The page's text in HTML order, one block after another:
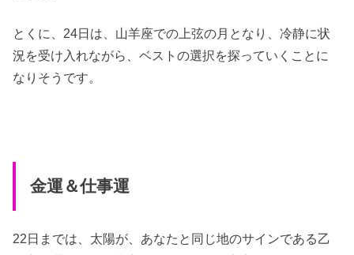
とくに、24日は、山羊座での上弦の月となり、冷静に状
況を受け入れながら、ベストの選択を探っていくことに
なりそうです。
金運＆仕事運
22日までは、太陽が、あなたと同じ地のサインである乙